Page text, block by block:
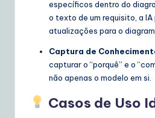
específicos dentro do
o texto de um requisito, a
atualizações para o
Captura de
capturar o “porquê” e o
não apenas o modelo em si.
Casos de Uso